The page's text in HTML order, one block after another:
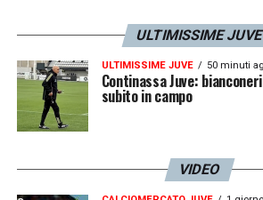
ULTIMISSIME JUVE
ULTIMISSIME JUVE 50 minuti
Continassa Juve:
subito in campo
VIDEO